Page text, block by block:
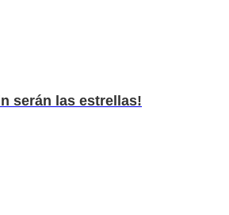
serán las estrellas!